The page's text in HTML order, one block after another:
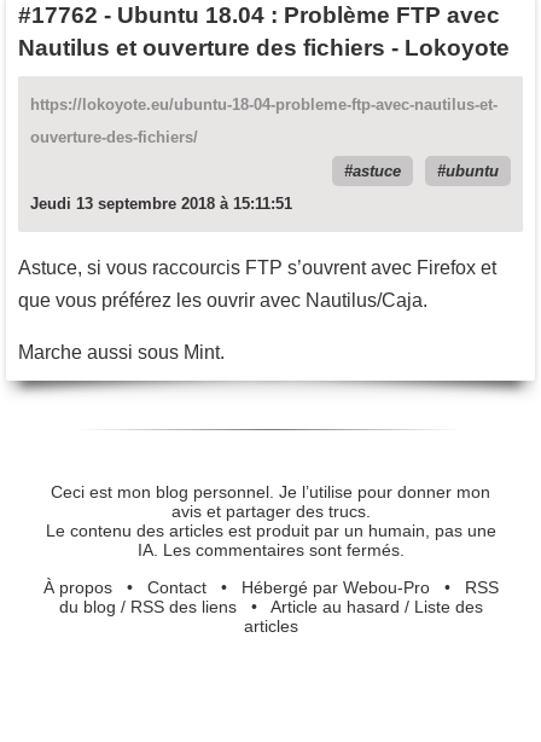
#17762 - Ubuntu 18.04 : Problème FTP avec
Nautilus et ouverture des fichiers - Lokoyote
https://lokoyote.eu/ubuntu-18-04-probleme-ftp-avec-nautilus-et-
ouverture-des-fichiers/
astuce
ubuntu
Jeudi 13 septembre 2018 à 15:11:51
Astuce, si vous raccourcis FTP s’ouvrent avec Firefox et
que vous préférez les ouvrir avec Nautilus/Caja.
Marche aussi sous Mint.
Ceci est mon blog personnel. Je l’utilise pour donner mon
avis et partager des trucs.
Le contenu des articles est produit par un humain, pas une
IA. Les commentaires sont fermés.
À propos• Contact• Hébergé par Webou-Pro• RSS
du blog / RSS des liens• Article au hasard / Liste des
articles